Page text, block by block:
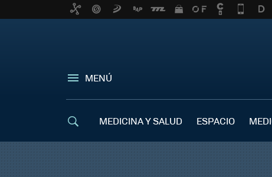
MENÚ
MEDICINA Y SALUD ESPACIO